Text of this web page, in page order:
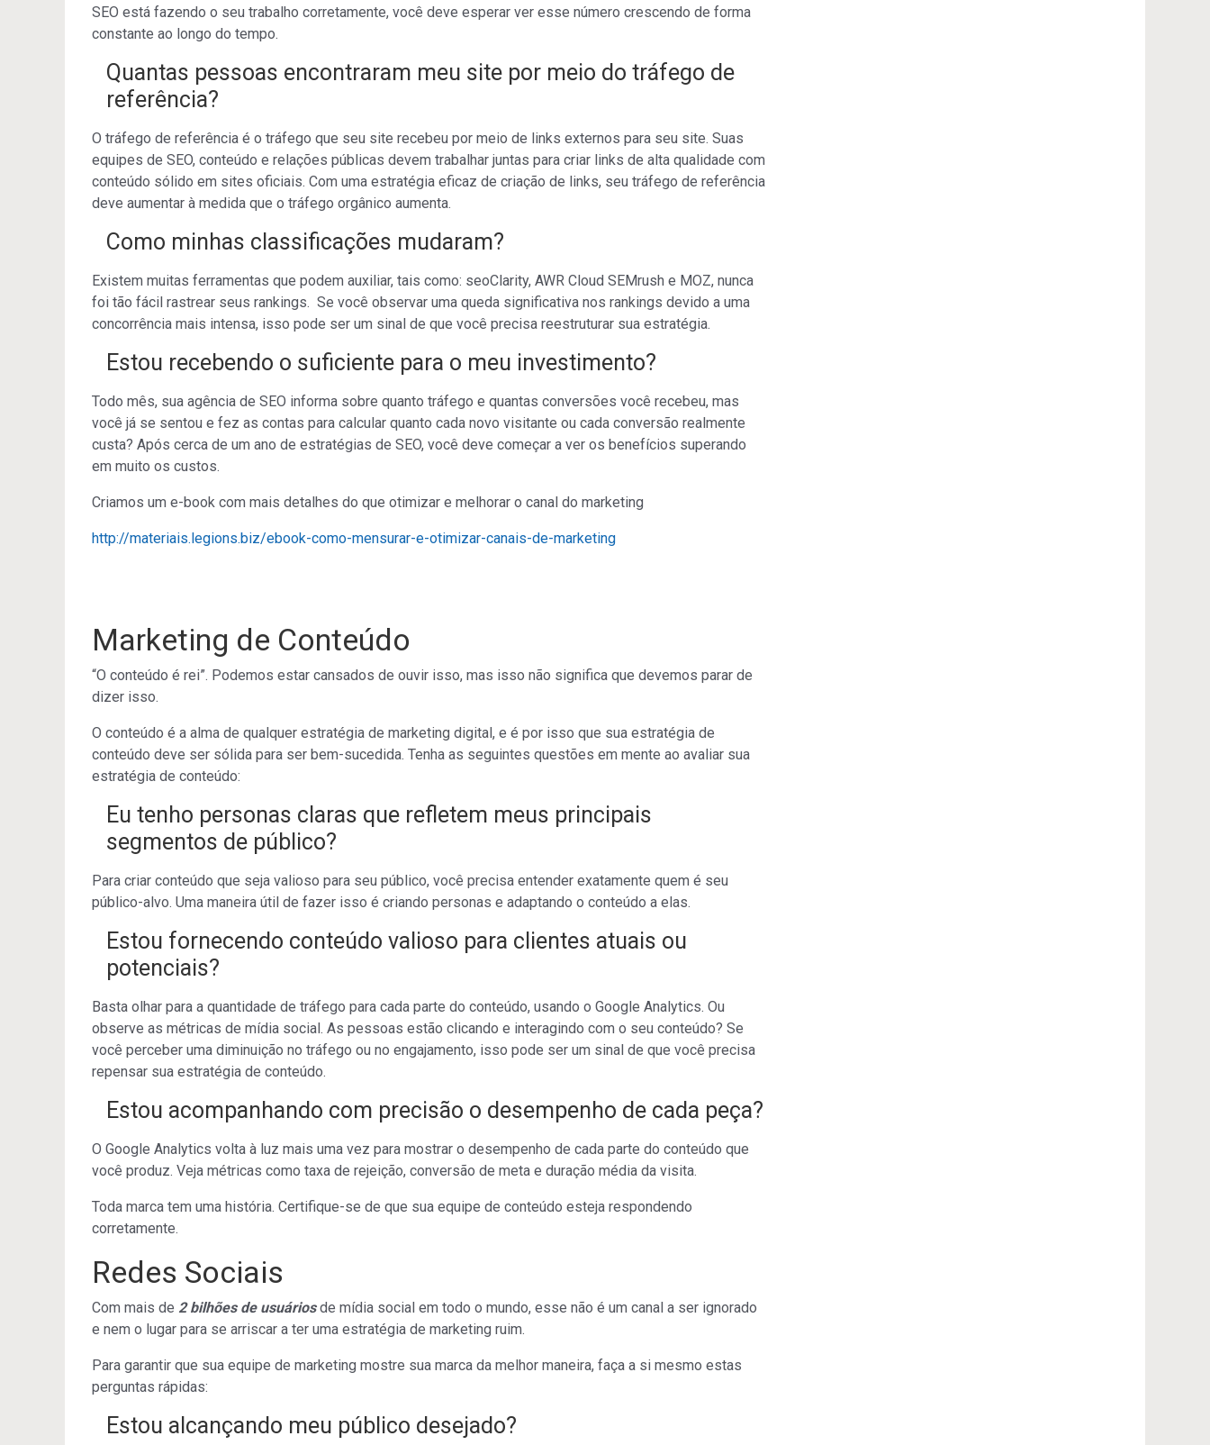
SEO está fazendo o seu trabalho corretamente, você deve esperar ver esse número crescendo de forma
constante ao longo do tempo.
Quantas pessoas encontraram meu site por meio do tráfego de
referência?
O tráfego de referência é o tráfego que seu site recebeu por meio de links externos para seu site. Suas
equipes de SEO, conteúdo e relações públicas devem trabalhar juntas para criar links de alta qualidade com
conteúdo sólido em sites oficiais. Com uma estratégia eficaz de criação de links, seu tráfego de referência
deve aumentar à medida que o tráfego orgânico aumenta.
Como minhas classificações mudaram?
Existem muitas ferramentas que podem auxiliar, tais como: seoClarity, AWR Cloud SEMrush e MOZ, nunca
foi tão fácil rastrear seus rankings. Se você observar uma queda significativa nos rankings devido a uma
concorrência mais intensa, isso pode ser um sinal de que você precisa reestruturar sua estratégia.
Estou recebendo o suficiente para o meu investimento?
Todo mês, sua agência de SEO informa sobre quanto tráfego e quantas conversões você recebeu, mas
você já se sentou e fez as contas para calcular quanto cada novo visitante ou cada conversão realmente
custa? Após cerca de um ano de estratégias de SEO, você deve começar a ver os benefícios superando
em muito os custos.
Criamos um e-book com mais detalhes do que otimizar e melhorar o canal do marketing
http://materiais.legions.biz/ebook-como-mensurar-e-otimizar-canais-de-marketing
Marketing de Conteúdo
“O conteúdo é rei”. Podemos estar cansados de ouvir isso, mas isso não significa que devemos parar de
dizer isso.
O conteúdo é a alma de qualquer estratégia de marketing digital, e é por isso que sua estratégia de
conteúdo deve ser sólida para ser bem-sucedida. Tenha as seguintes questões em mente ao avaliar sua
estratégia de conteúdo:
Eu tenho personas claras que refletem meus principais
segmentos de público?
Para criar conteúdo que seja valioso para seu público, você precisa entender exatamente quem é seu
público-alvo. Uma maneira útil de fazer isso é criando personas e adaptando o conteúdo a elas.
Estou fornecendo conteúdo valioso para clientes atuais ou
potenciais?
Basta olhar para a quantidade de tráfego para cada parte do conteúdo, usando o Google Analytics. Ou
observe as métricas de mídia social. As pessoas estão clicando e interagindo com o seu conteúdo? Se
você perceber uma diminuição no tráfego ou no engajamento, isso pode ser um sinal de que você precisa
repensar sua estratégia de conteúdo.
Estou acompanhando com precisão o desempenho de cada peça?
O Google Analytics volta à luz mais uma vez para mostrar o desempenho de cada parte do conteúdo que
você produz. Veja métricas como taxa de rejeição, conversão de meta e duração média da visita.
Toda marca tem uma história. Certifique-se de que sua equipe de conteúdo esteja respondendo
corretamente.
Redes Sociais
Com mais de 2 bilhões de usuários de mídia social em todo o mundo, esse não é um canal a ser ignorado
e nem o lugar para se arriscar a ter uma estratégia de marketing ruim.
Para garantir que sua equipe de marketing mostre sua marca da melhor maneira, faça a si mesmo estas
perguntas rápidas:
Estou alcançando meu público desejado?